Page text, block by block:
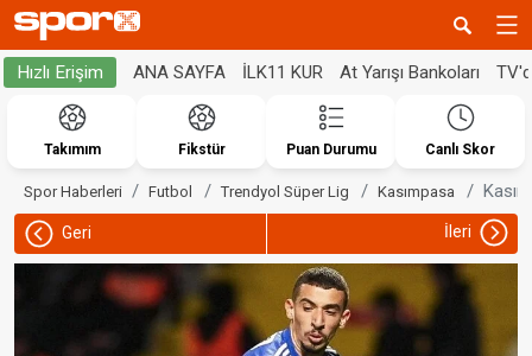
Hızlı Erişim ANA SAYFA İLK11 KUR At Yarışı Bankoları
Takımım Fikstür Puan Durumu Canlı Skor
Spor Haberleri Futbol Trendyol Süper Lig Kasımpasa
Geri İleri